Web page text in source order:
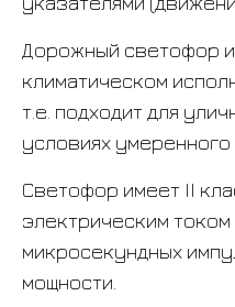
Дорожный светофор
климатическом
т.е. подходит для
условиях умеренного
Светофор имеет II
электрическим током
микросекундных
мощности.